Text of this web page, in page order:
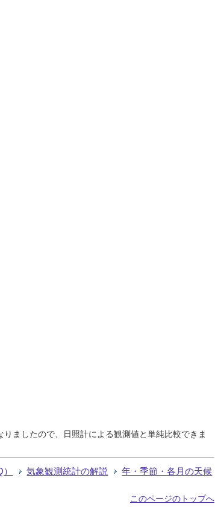
ましたので、日照計による観測値と単純比較できま
気象観測統計の解説 年・季節・各月の天候
このページのトップへ